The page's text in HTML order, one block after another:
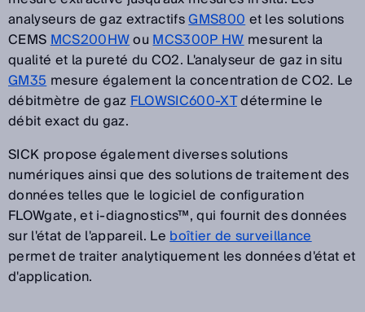
analyseurs de gaz extractifsGMS800et les solutions
CEMSMCS200HWouMCS300P HWmesurent la
qualité et la pureté du CO2. L'analyseur de gaz in situ
GM35mesure également la concentration de CO2. Le
débitmètre de gazFLOWSIC600-XTdétermine le
débit exact du gaz.
SICK propose également diverses solutions
numériques ainsi que des solutions de traitement des
données telles que le logiciel de configuration
FLOWgate, et i-diagnostics™, qui fournit des données
sur l'état de l'appareil. Leboîtier de surveillance
permet de traiter analytiquement les données d'état et
d'application.